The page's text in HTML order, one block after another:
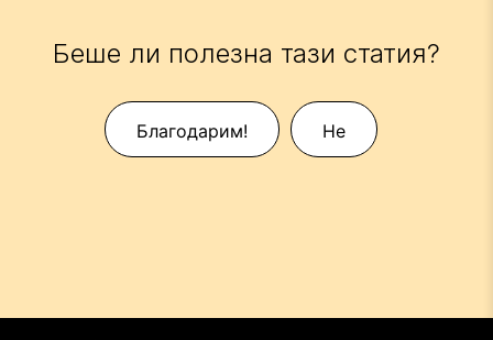
Беше ли полезна тази статия?
Благодарим! Не